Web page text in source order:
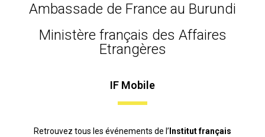
Ambassade de France au Burundi
Ministère français des Affaires
Etrangères
IF Mobile
Retrouvez tous les événements de l’ Institut français